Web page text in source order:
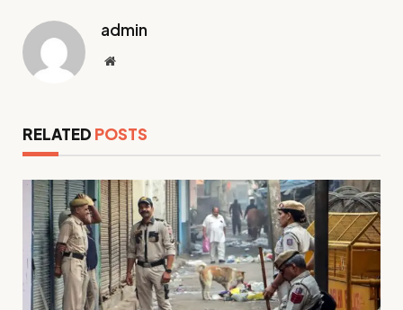
admin
Website
RELATED POSTS